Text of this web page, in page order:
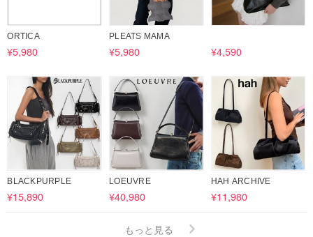
ORTICA
¥5,980
PLEATS MAMA
¥5,980 ¥4,590
BLACKPURPLE
¥15,890
LOEUVRE
¥40,980
HAH ARCHIVE
¥11,980
もっと見る